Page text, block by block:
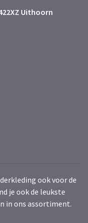
Uithoorn
ook voor de
je ook de leukste
in ons assortiment.